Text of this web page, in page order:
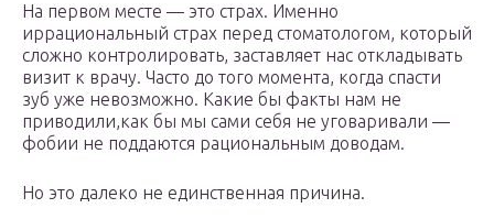
На первом месте — это страх. Именно
иррациональный страх перед стоматологом, который
сложно контролировать, заставляет нас откладывать
визит к врачу. Часто до того момента, когда спасти
зуб уже невозможно. Какие бы факты нам не
приводили,как бы мы сами себя не уговаривали —
фобии не поддаются рациональным доводам.
Но это далеко не единственная причина.